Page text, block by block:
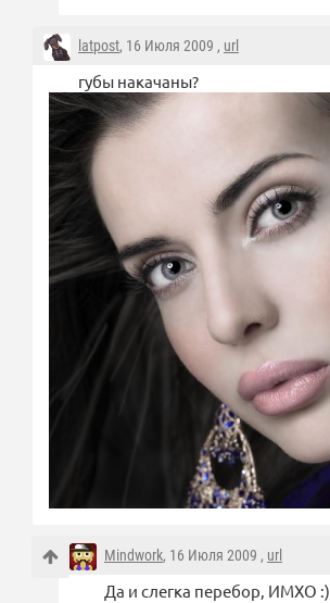
latpost, 16 Июля 2009 , url
губы накачаны?
Mindwork, 16 Июля 2009 , url
Да и слегка перебор, ИМХО :)